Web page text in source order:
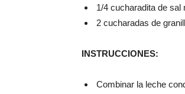
1/4 cucharadita de sal
2 cucharadas de
INSTRUCCIONES:
Combinar la leche